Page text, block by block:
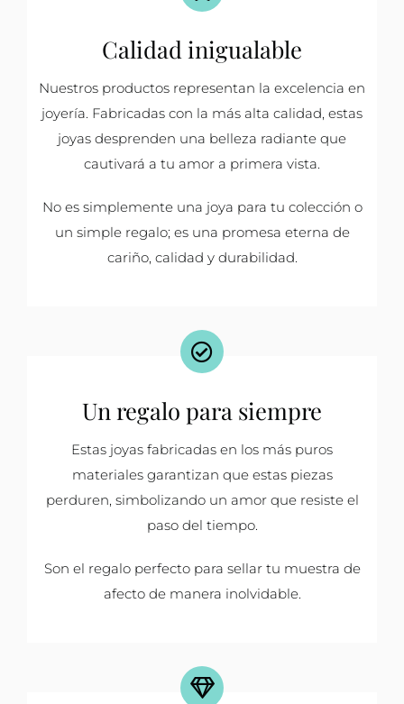
Calidad inigualable
Nuestros productos representan la excelencia en
joyería. Fabricadas con la más alta calidad, estas
joyas desprenden una belleza radiante que
cautivará a tu amor a primera vista.
No es simplemente una joya para tu colección o
un simple regalo; es una promesa eterna de
cariño, calidad y durabilidad.
Un regalo para siempre
Estas joyas fabricadas en los más puros
materiales garantizan que estas piezas
perduren, simbolizando un amor que resiste el
paso del tiempo.
Son el regalo perfecto para sellar tu muestra de
afecto de manera inolvidable.